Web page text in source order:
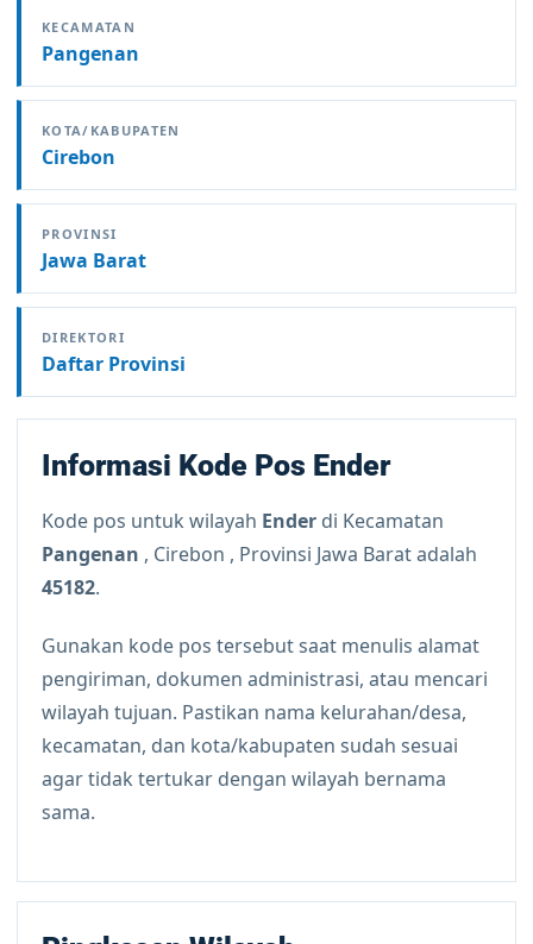
KECAMATAN
Pangenan
KOTA/KABUPATEN
Cirebon
PROVINSI
Jawa Barat
DIREKTORI
Daftar Provinsi
Informasi Kode Pos Ender
Kode pos untuk wilayah Ender di Kecamatan
Pangenan , Cirebon , Provinsi Jawa Barat adalah
45182.
Gunakan kode pos tersebut saat menulis alamat
pengiriman, dokumen administrasi, atau mencari
wilayah tujuan. Pastikan nama kelurahan/desa,
kecamatan, dan kota/kabupaten sudah sesuai
agar tidak tertukar dengan wilayah bernama
sama.